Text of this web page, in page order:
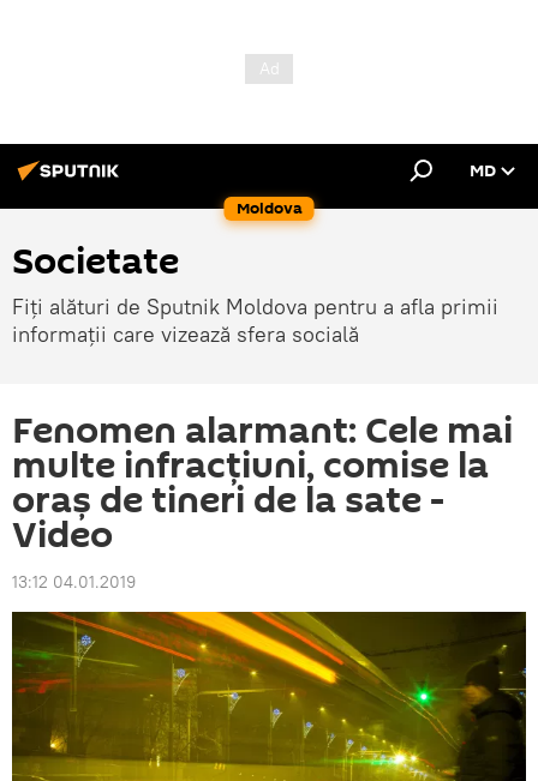
Moldova
MD
Societate
Fiți alături de Sputnik Moldova pentru a afla primii
informații care vizează sfera socială
Fenomen alarmant: Cele mai
multe infracțiuni, comise la
oraș de tineri de la sate -
Video
13:12 04.01.2019